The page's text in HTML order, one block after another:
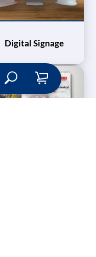
Digital Signage